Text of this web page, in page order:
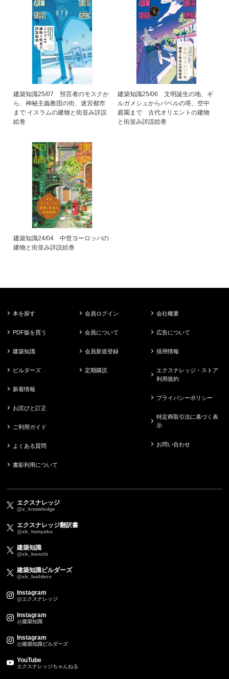
建築知識25/07 預言者のモスクか
ら、神秘主義教団の街、迷宮都市
まで イスラムの建物と街並み詳説
絵巻
建築知識25/06 文明誕生の地、ギ
ルガメシュからバベルの塔、空中
庭園まで 古代オリエントの建物
と街並み詳説絵巻
建築知識24/04 中世ヨーロッパの
建物と街並み詳説絵巻
本を探す
PDF版を買う
建築知識
ビルダーズ
新着情報
お詫びと訂正
ご利用ガイド
よくある質問
書影利用について
会員ログイン
会員について
会員新規登録
定期購読
会社概要
広告について
採用情報
エクスナレッジ・ストア
利用規約
プライバシーポリシー
特定商取引法に基づく表
示
お問い合わせ
エクスナレッジ
@x_knowledge
エクスナレッジ翻訳書
@xk_honyaku
建築知識
@xk_kenchi
建築知識ビルダーズ
@xk_builders
Instagram
@エクスナレッジ
Instagram
@建築知識
Instagram
@建築知識ビルダーズ
YouTube
エクスナレッジちゃんねる